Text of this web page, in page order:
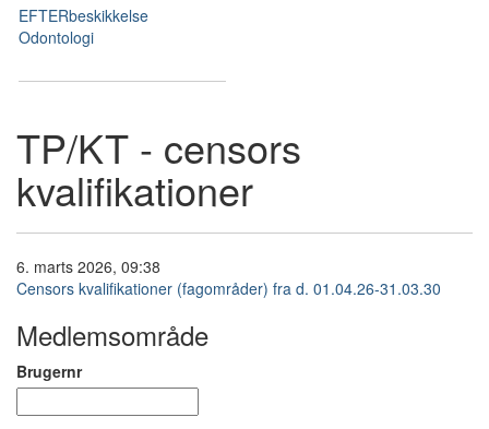
EFTERbeskikkelse
Odontologi
TP/KT - censors
kvalifikationer
6. marts 2026, 09:38
Censors kvalifikationer (fagområder) fra d. 01.04.26-31.03.30
Medlemsområde
Brugernr